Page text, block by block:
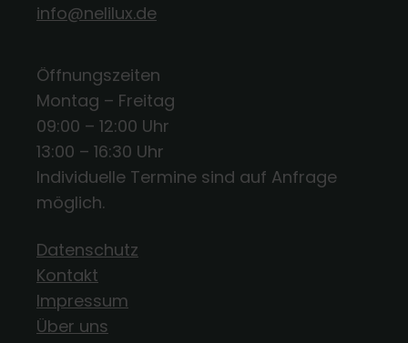
info@nelilux.de
Öffnungszeiten
Montag – Freitag
09:00 – 12:00 Uhr
13:00 – 16:30 Uhr
Individuelle Termine sind auf Anfrage
möglich.
Datenschutz
Kontakt
Impressum
Über uns